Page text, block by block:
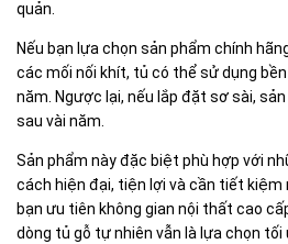
quản.
Nếu bạn lựa chọn sản phẩm chính
các mối nối khít, tủ có thể sử dụng
năm. Ngược lại, nếu lắp đặt sơ sài,
sau vài năm.
Sản phẩm này đặc biệt phù hợp với
cách hiện đại, tiện lợi và cần tiết kiệm
bạn ưu tiên không gian nội thất cao
dòng tủ gỗ tự nhiên vẫn là lựa chọn tối